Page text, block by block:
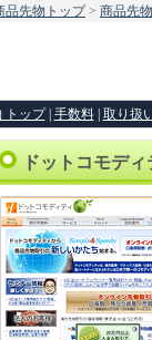
品先物トップ> 商品先
トップ| 手数料| 取り扱
ドットコモディ